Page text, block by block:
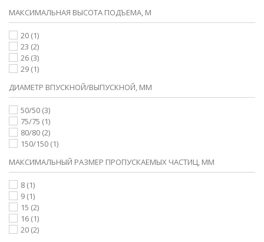
МАКСИМАЛЬНАЯ ВЫСОТА ПОДЪЕМА, М
20 (1)
23 (2)
26 (3)
29 (1)
ДИАМЕТР ВПУСКНОЙ/ВЫПУСКНОЙ, ММ
50/50 (3)
75/75 (1)
80/80 (2)
150/150 (1)
МАКСИМАЛЬНЫЙ РАЗМЕР ПРОПУСКАЕМЫХ ЧАСТИЦ, ММ
8 (1)
9 (1)
15 (2)
16 (1)
20 (2)